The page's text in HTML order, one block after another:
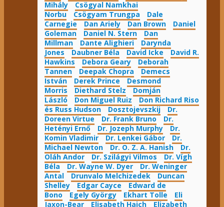
Mihály
Csögyal Namkhai
Norbu
Csögyam Trungpa
Dale
Carnegie
Dan Ariely Dan Brown
Daniel
Goleman
Daniel N. Stern
Dan
Millman
Dante Alighieri
Darynda
Jones
Daubner Béla David Icke
David R.
Hawkins
Debora Geary
Deborah
Tannen
Deepak Chopra
Demecs
István
Derek Prince
Desmond
Morris
Diethard Stelz
Domján
László
Don Miguel Ruiz
Don Richard Riso
és Russ Hudson
Dosztojevszkij
Dr.
Doreen Virtue
Dr. Frank Bruno
Dr.
Hetényi Ernő
Dr. Jozeph Murphy
Dr.
Komin Vladimir
Dr. Lenkei Gábor
Dr.
Michael Newton
Dr. O. Z. A. Hanish
Dr.
Oláh Andor
Dr. Szilágyi Vilmos
Dr. Vígh
Béla
Dr. Wayne W. Dyer
Dr. Weninger
Antal
Drunvalo Melchizedek
Duncan
Shelley
Edgar Cayce
Edward de
Bono
Egely György Ekhart Tolle
Eli
Jaxon-Bear
Elisabeth Haich
Elizabeth